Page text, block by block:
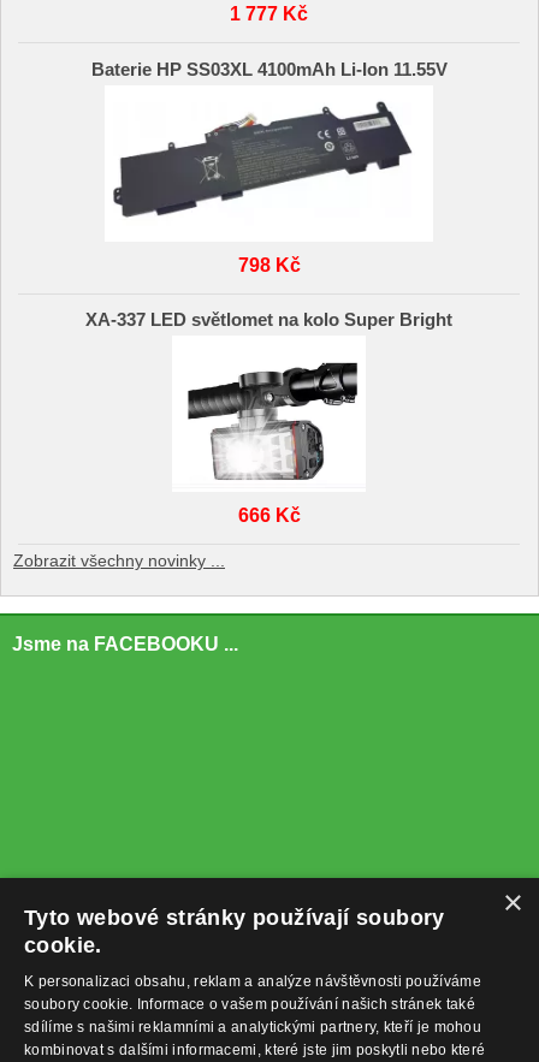
1 777 Kč
Baterie HP SS03XL 4100mAh Li-Ion 11.55V
798 Kč
XA-337 LED světlomet na kolo Super Bright
666 Kč
Zobrazit všechny novinky ...
Jsme na FACEBOOKU ...
×
Tyto webové stránky používají soubory
cookie.
K personalizaci obsahu, reklam a analýze návštěvnosti používáme
soubory cookie. Informace o vašem používání našich stránek také
sdílíme s našimi reklamními a analytickými partnery, kteří je mohou
kombinovat s dalšími informacemi, které jste jim poskytli nebo které